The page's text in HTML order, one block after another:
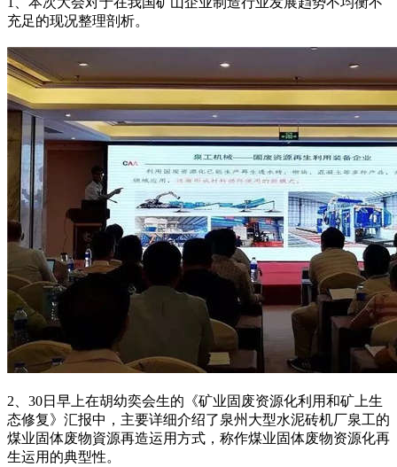
充足的现况整理剖析。
2、30日早上在胡幼奕会生的《矿业固废资源化利用和矿上生
态修复》汇报中，主要详细介绍了泉州大型水泥砖机厂泉工的
煤业固体废物資源再造运用方式，称作煤业固体废物资源化再
生运用的典型性。